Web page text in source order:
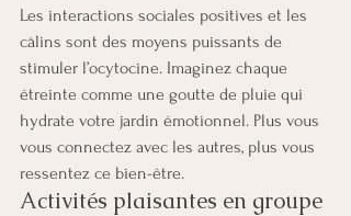
Les interactions sociales positives et les
câlins sont des moyens puissants de
stimuler l’ocytocine. Imaginez chaque
étreinte comme une goutte de pluie qui
hydrate votre jardin émotionnel. Plus vous
vous connectez avec les autres, plus vous
ressentez ce bien-être.
Activités plaisantes en groupe